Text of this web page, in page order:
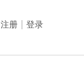
注册 登录